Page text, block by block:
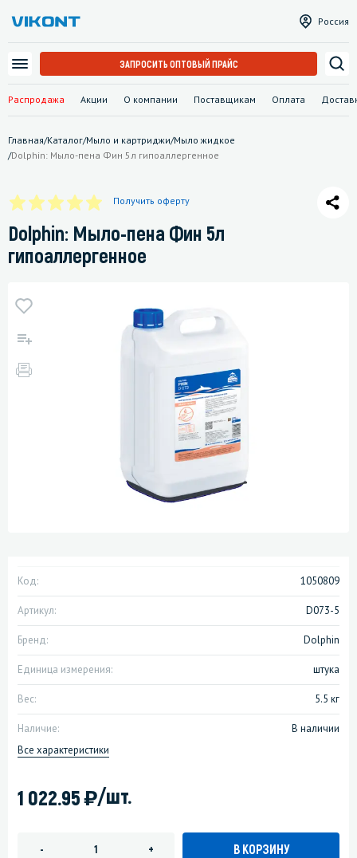
Распродажа Акции О компании Поставщикам Оплата
Россия
ЗАПРОСИТЬ ОПТОВЫЙ ПРАЙС
Главная/Каталог/Мыло и картриджи/Мыло жидкое
/Dolphin: Мыло-пена Фин 5л гипоаллергенное
Получить оферту
Dolphin: Мыло-пена Фин 5л
гипоаллергенное
Код: 1050809
Артикул: D073-5
Бренд: Dolphin
Единица измерения: штука
Вес: 5.5 кг
Наличие:
В наличии
Все характеристики
1 022.95)/шт.
- + В КОРЗИНУ